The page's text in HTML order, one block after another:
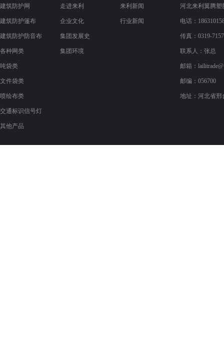
建筑防护网
建筑防护篷布
建筑防护防音布
各种网类
吨袋类
文件袋类
喷绘布类
交通标识信号灯
其他产品
走进来利
企业文化
集团发展史
集团环境
来利新闻
行业新闻
河北来利翼腾塑
电话：
传真： 0319-
联系人：张总
邮箱：
邮编：056700
地址：河北省邢